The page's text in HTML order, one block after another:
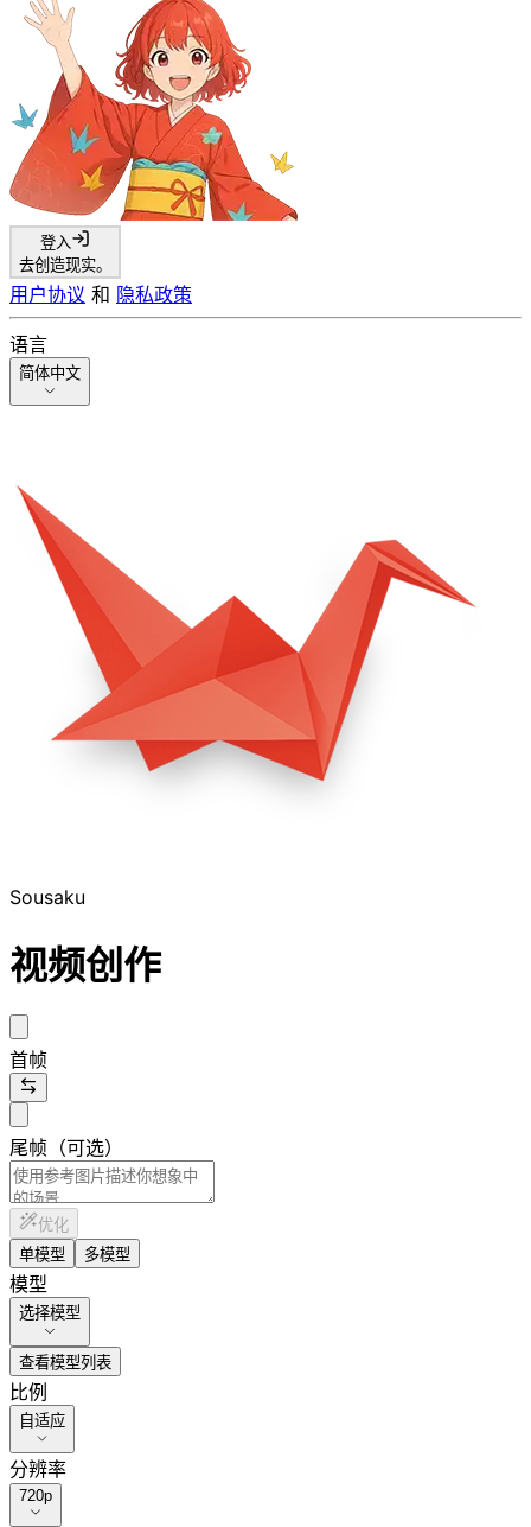
登入
去创造现实。
用户协议 和 隐私政策
语言
简体中文
Sousaku
视频创作
首帧
尾帧（可选）
优化
单模型
多模型
模型
选择模型
查看模型列表
比例
自适应
分辨率
720p